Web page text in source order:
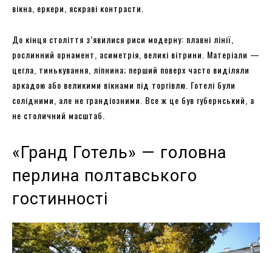
вікна, еркери, яскраві контрасти.
До кінця століття з’явилися риси модерну: плавні лінії,
рослинний орнамент, асиметрія, великі вітрини. Матеріали —
цегла, тинькування, ліпнина; перший поверх часто виділяли
аркадою або великими вікнами під торгівлю. Готелі були
солідними, але не грандіозними. Все ж це був губернський, а
не столичний масштаб.
«Гранд Готель» — головна
перлина полтавського
гостинності